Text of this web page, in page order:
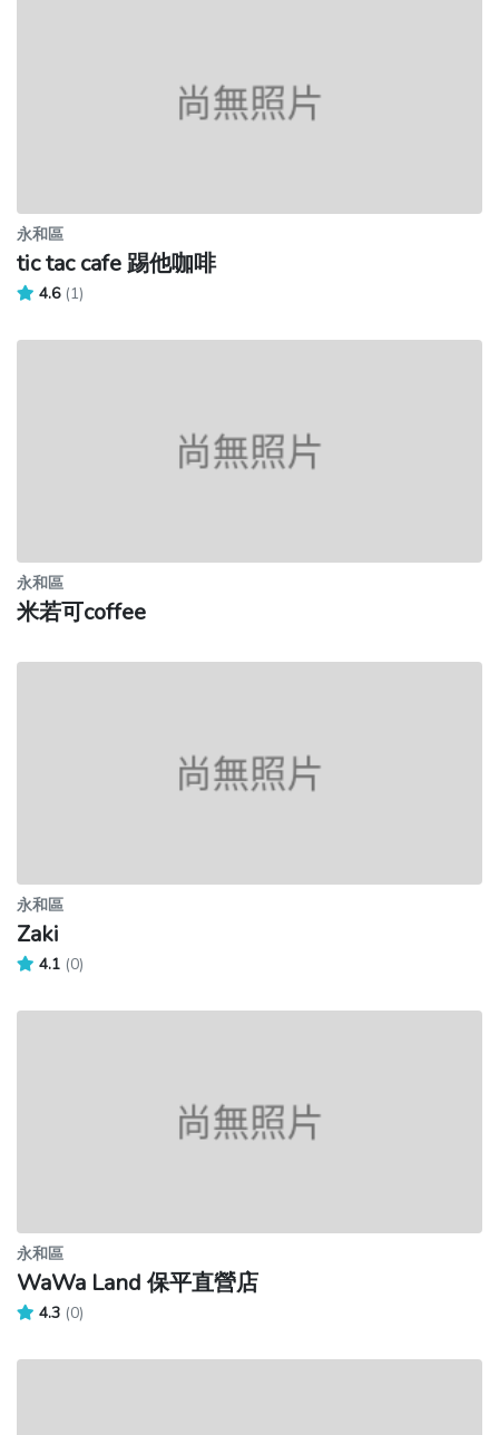
永和區
tic tac cafe 踢他咖啡
4.6 (1)
永和區
米若可coffee
永和區
Zaki
4.1 (0)
永和區
WaWa Land 保平直營店
4.3 (0)